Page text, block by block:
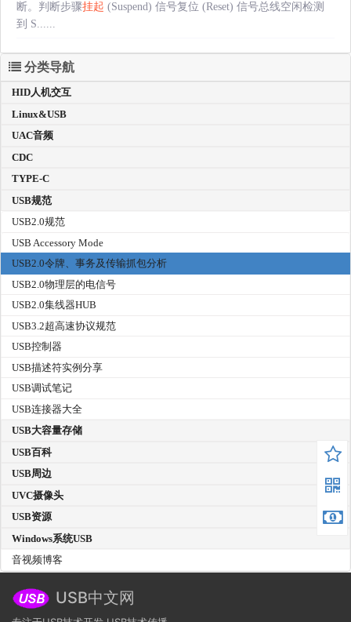
断。判断步骤挂起 (Suspend) 信号复位 (Reset) 信号总线空闲检测
到 S......
分类导航
HID人机交互
Linux&USB
UAC音频
CDC
TYPE-C
USB规范
USB2.0规范
USB Accessory Mode
USB2.0令牌、事务及传输抓包分析
USB2.0物理层的电信号
USB2.0集线器HUB
USB3.2超高速协议规范
USB控制器
USB描述符实例分享
USB调试笔记
USB连接器大全
USB大容量存储
USB百科
USB周边
UVC摄像头
USB资源
Windows系统USB
音视频博客
USB中文网